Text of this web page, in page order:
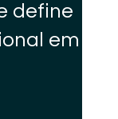
define
em